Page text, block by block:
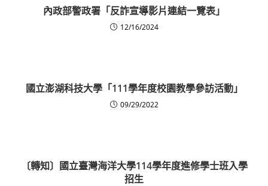
內政部警政署「反詐宣導影片連結一覽表」
12/16/2024
國立澎湖科技大學「111學年度校園教學參訪活動」
09/29/2022
〔轉知〕國立臺灣海洋大學114學年度進修學士班入學
招生